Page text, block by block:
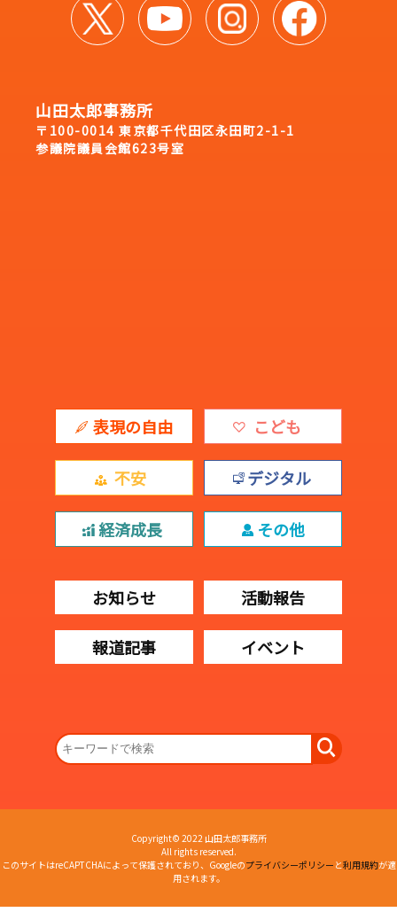
山田太郎事務所
〒100-0014 東京都千代田区永田町2-1-1
参議院議員会館623号室
表現の自由 こども
不安 デジタル
経済成長 その他
お知らせ 活動報告
報道記事 イベント
Copyright© 2022 山田太郎事務所
All rights reserved.
このサイトはreCAPTCHAによって保護されており、Googleのプライバシーポリシー と利用規約が適
用されます。